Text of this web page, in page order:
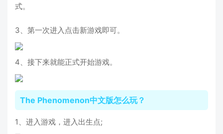
式。
3、第一次进入点击新游戏即可。
4、接下来就能正式开始游戏。
The Phenomenon中文版怎么玩？
1、进入游戏，进入出生点;